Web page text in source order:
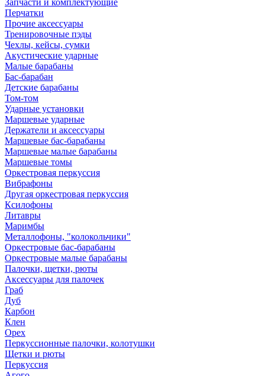
Запчасти и комплектующие
Перчатки
Прочие аксессуары
Тренировочные пэды
Чехлы, кейсы, сумки
Акустические ударные
Mалые барабаны
Бас-барабан
Детские барабаны
Том-том
Ударные установки
Маршевые ударные
Держатели и аксессуары
Маршевые бас-барабаны
Маршевые малые барабаны
Маршевые томы
Оркестровая перкуссия
Вибрафоны
Другая оркестровая перкуссия
Ксилофоны
Литавры
Маримбы
Металлофоны, "колокольчики"
Оркестровые бас-барабаны
Оркестровые малые барабаны
Палочки, щетки, рюты
Аксессуары для палочек
Граб
Дуб
Карбон
Клен
Орех
Перкуссионные палочки, колотушки
Щетки и рюты
Перкуссия